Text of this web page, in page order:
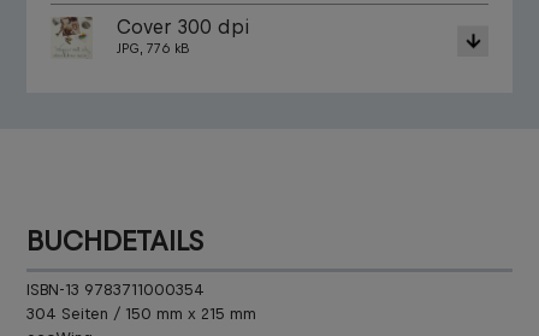
Cover 300 dpi
JPG, 776 kB
BUCHDETAILS
ISBN-13 9783711000354
304 Seiten / 150 mm x 215 mm